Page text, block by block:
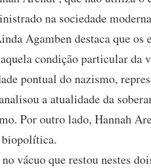
na sociedade
Agamben destaca que os
condição particular da
pontual do nazismo,
a atualidade da
Por outro lado, Hannah
biopolítica.
vácuo que restou nestes